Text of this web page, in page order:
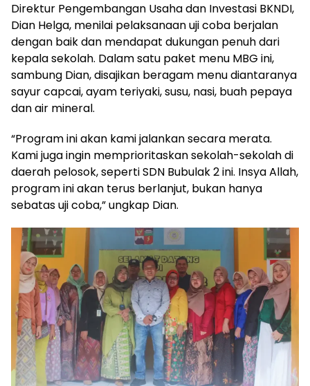
Direktur Pengembangan Usaha dan Investasi BKNDI,
Dian Helga, menilai pelaksanaan uji coba berjalan
dengan baik dan mendapat dukungan penuh dari
kepala sekolah. Dalam satu paket menu MBG ini,
sambung Dian, disajikan beragam menu diantaranya
sayur capcai, ayam teriyaki, susu, nasi, buah pepaya
dan air mineral.
“Program ini akan kami jalankan secara merata.
Kami juga ingin memprioritaskan sekolah-sekolah di
daerah pelosok, seperti SDN Bubulak 2 ini. Insya Allah,
program ini akan terus berlanjut, bukan hanya
sebatas uji coba,” ungkap Dian.